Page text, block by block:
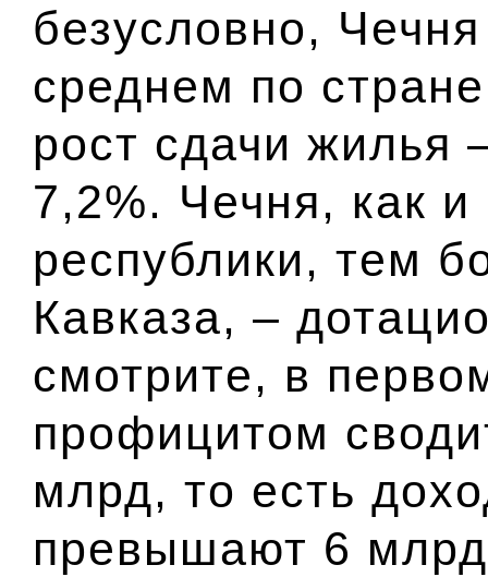
безусловно,
среднем по
рост сдачи жилья
7,2%. Чечня, как и
республики, тем
Кавказа, –
смотрите, в
профицитом
млрд, то есть
превышают 6